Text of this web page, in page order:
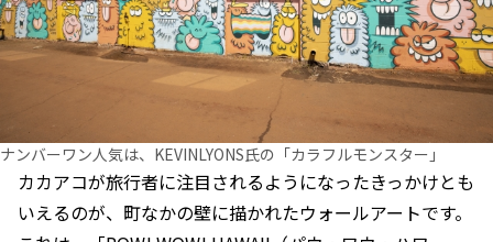
ナンバーワン人気は、KEVINLYONS氏の「カラフルモンスター」
カカアコが旅行者に注目されるようになったきっかけとも
いえるのが、町なかの壁に描かれたウォールアートです。